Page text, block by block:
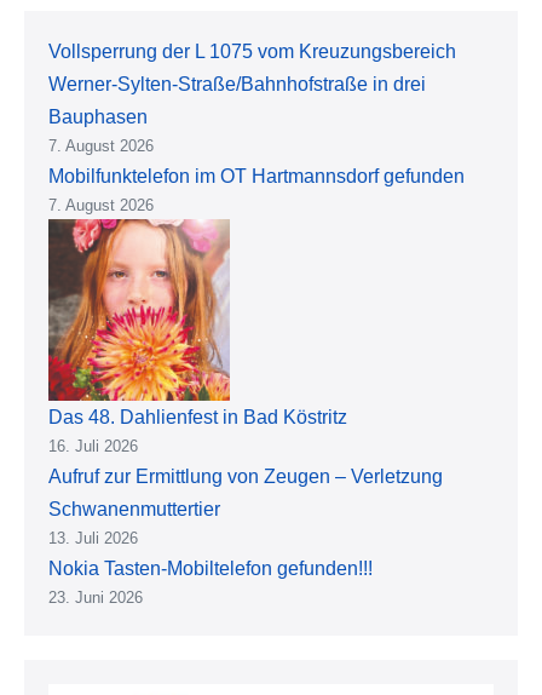
Vollsperrung der L 1075 vom Kreuzungsbereich
Werner-Sylten-Straße/Bahnhofstraße in drei
Bauphasen
7. August 2026
Mobilfunktelefon im OT Hartmannsdorf gefunden
7. August 2026
Das 48. Dahlienfest in Bad Köstritz
16. Juli 2026
Aufruf zur Ermittlung von Zeugen – Verletzung
Schwanenmuttertier
13. Juli 2026
Nokia Tasten-Mobiltelefon gefunden!!!
23. Juni 2026